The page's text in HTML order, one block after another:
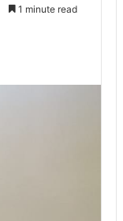
1 minute read